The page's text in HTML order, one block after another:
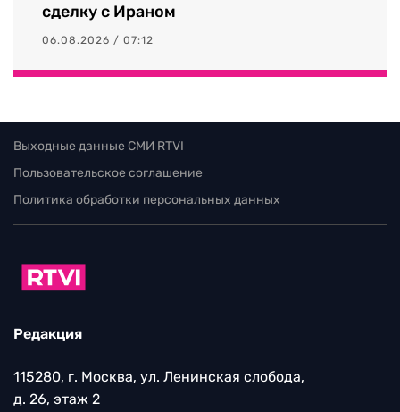
сделку с Ираном
06.08.2026 / 07:12
Выходные данные СМИ RTVI
Пользовательское соглашение
Политика обработки персональных данных
Редакция
115280, г. Москва, ул. Ленинская слобода,
д. 26, этаж 2